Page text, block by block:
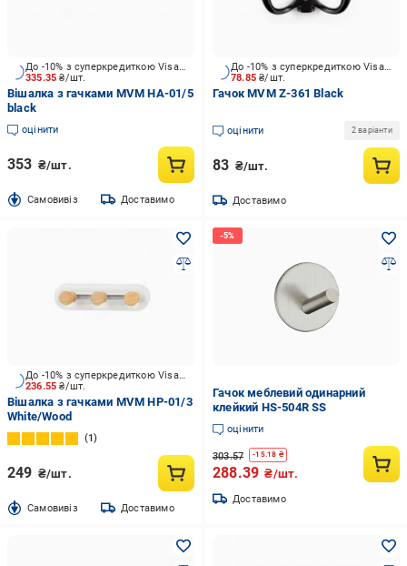
335.35₴/шт.
До -10% з суперкредиткою Visa Вигода
Вішалка з гачками MVM HA-01/5
black
оцінити
353 ₴/шт.
Cамовивіз Доставимо
78.85₴/шт.
До -10% з суперкредиткою Visa Вигода
Гачок MVM Z-361 Black
оцінити 2 варіанти
83 ₴/шт.
Доставимо
236.55₴/шт.
До -10% з суперкредиткою Visa Вигода
Вішалка з гачками MVM HP-01/3
White/Wood
1
249 ₴/шт.
Cамовивіз Доставимо
Гачок меблевий одинарний
клейкий HS-504R SS
оцінити
303.57 -15.18 ₴
288.39 ₴/шт.
Доставимо